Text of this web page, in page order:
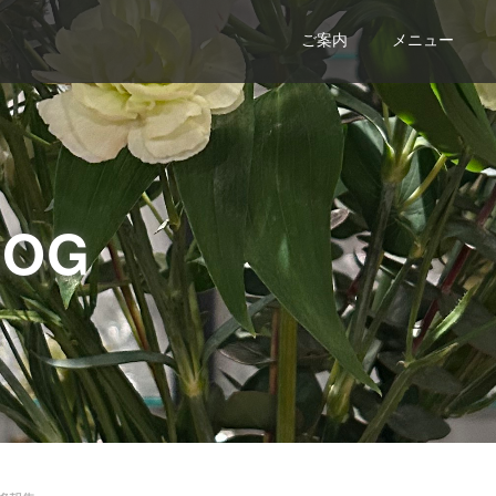
ご案内 メニュー